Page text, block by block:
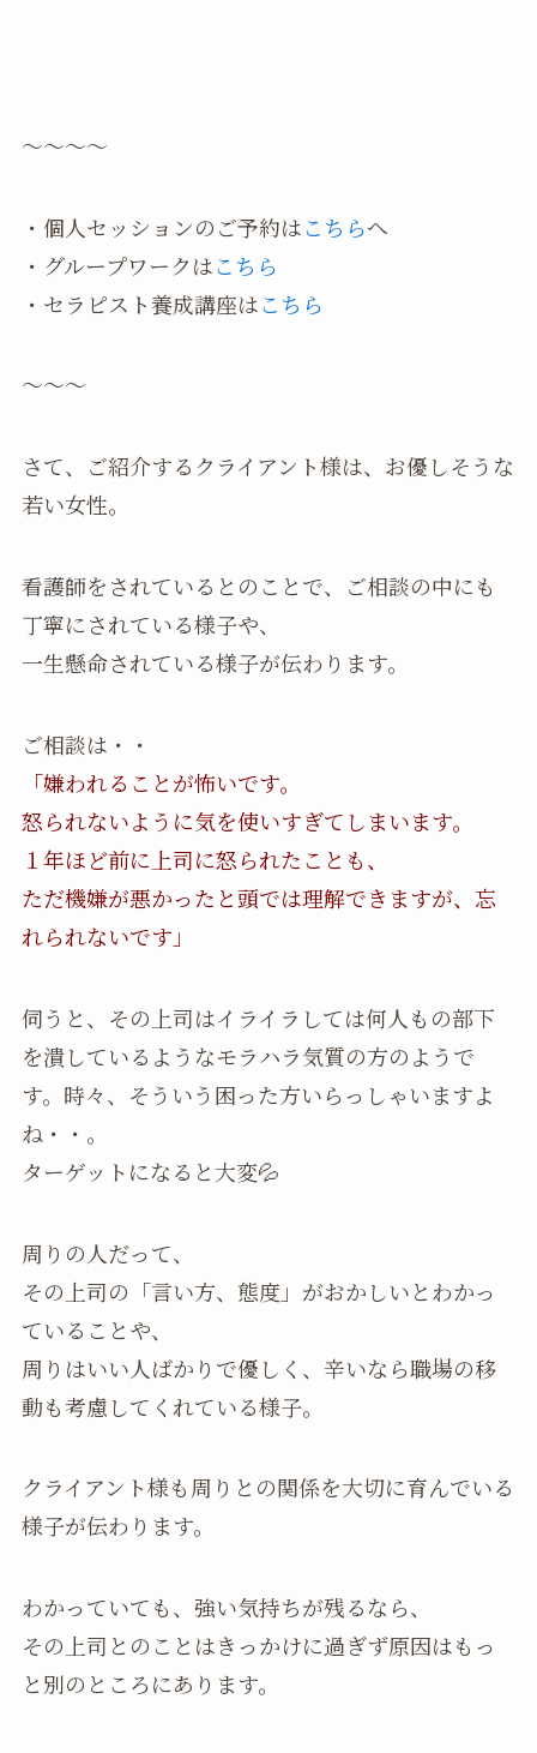
〜〜〜〜
・個人セッションのご予約はこちらへ
・グループワークはこちら
・セラピスト養成講座はこちら
〜〜〜
さて、ご紹介するクライアント様は、お優しそうな
若い女性。
看護師をされているとのことで、ご相談の中にも
丁寧にされている様子や、
一生懸命されている様子が伝わります。
ご相談は・・
「嫌われることが怖いです。
怒られないように気を使いすぎてしまいます。
１年ほど前に上司に怒られたことも、
ただ機嫌が悪かったと頭では理解できますが、忘
れられないです」
伺うと、その上司はイライラしては何人もの部下
を潰しているようなモラハラ気質の方のようで
す。時々、そういう困った方いらっしゃいますよ
ね・・。
ターゲットになると大変💦
周りの人だって、
その上司の「言い方、態度」がおかしいとわかっ
ていることや、
周りはいい人ばかりで優しく、辛いなら職場の移
動も考慮してくれている様子。
クライアント様も周りとの関係を大切に育んでいる
様子が伝わります。
わかっていても、強い気持ちが残るなら、
その上司とのことはきっかけに過ぎず原因はもっ
と別のところにあります。